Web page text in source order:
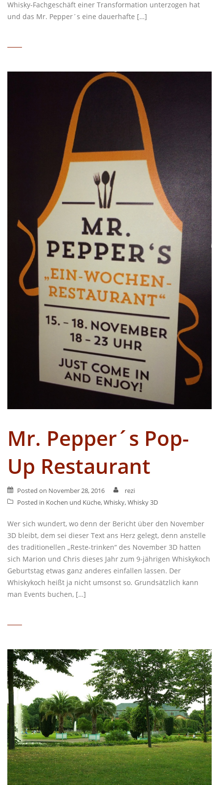
Whisky-Fachgeschäft einer Transformation unterzogen hat
und das Mr. Pepper´s eine dauerhafte […]
Mr. Pepper´s Pop-
Up Restaurant
Posted on November 28, 2016
rezi
Posted in Kochen und Küche,Whisky,Whisky 3D
Wer sich wundert, wo denn der Bericht über den November
3D bleibt, dem sei dieser Text ans Herz gelegt, denn anstelle
des traditionellen „Reste-trinken“ des November 3D hatten
sich Marion und Chris dieses Jahr zum 9-jährigen Whiskykoch
Geburtstag etwas ganz anderes einfallen lassen. Der
Whiskykoch heißt ja nicht umsonst so. Grundsätzlich kann
man Events buchen, […]